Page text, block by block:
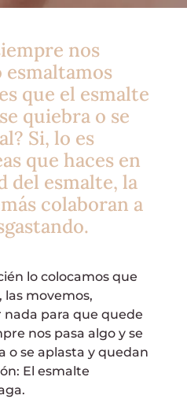
nos
esmaltamos
que el esmalte
quiebra o se
Si, lo es
que haces en
del esmalte, la
colaboran a
lo colocamos que
las movemos,
para que quede
nos pasa algo y se
o se aplasta y quedan
El esmalte